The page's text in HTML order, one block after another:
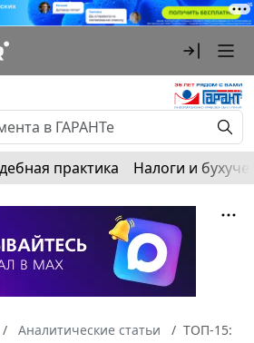
практика Налоги и
Аналитические статьи
ТОП-15: